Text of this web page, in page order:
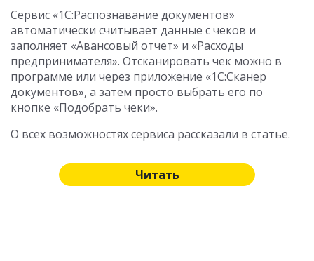
Сервис «1С:Распознавание документов»
автоматически считывает данные с чеков и
заполняет «Авансовый отчет» и «Расходы
предпринимателя». Отсканировать чек можно в
программе или через приложение «1С:Сканер
документов», а затем просто выбрать его по
кнопке «Подобрать чеки».
О всех возможностях сервиса рассказали в статье.
Читать